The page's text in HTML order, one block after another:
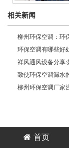
相关新闻
柳州环保空调：环
环保空调有哪些好
祥风通风设备分享:
致使环保空调漏水
柳州环保空调厂家
首页